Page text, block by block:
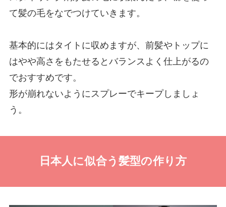
て髪の毛をなでつけていきます。
基本的にはタイトに収めますが、前髪やトップに
はやや高さをもたせるとバランスよく仕上がるの
でおすすめです。
形が崩れないようにスプレーでキープしましょ
う。
日本人に似合う髪型の作り方